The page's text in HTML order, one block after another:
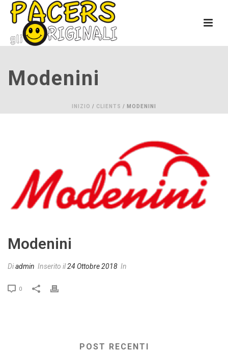
Modenini
INIZIO / CLIENTS / MODENINI
Modenini
Diadmin Inserito il24 Ottobre 2018 In
0
POST RECENTI